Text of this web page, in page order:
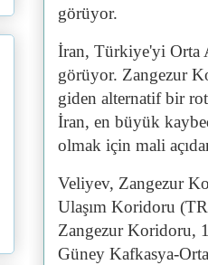
görüyor.
İran, Türkiye'yi Orta
görüyor. Zangezur
giden alternatif bir
İran, en büyük
olmak için mali
Veliyev, Zangezur
Ulaşım Koridoru
Zangezur Koridoru,
Güney Kafkasya-